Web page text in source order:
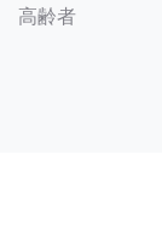
高齢者